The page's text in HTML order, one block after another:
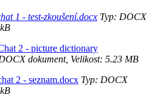
1 - test-zkoušení.docx Typ: DOCX
2 - picture dictionary
dokument, Velikost: 5.23 MB
2 - seznam.docx Typ: DOCX